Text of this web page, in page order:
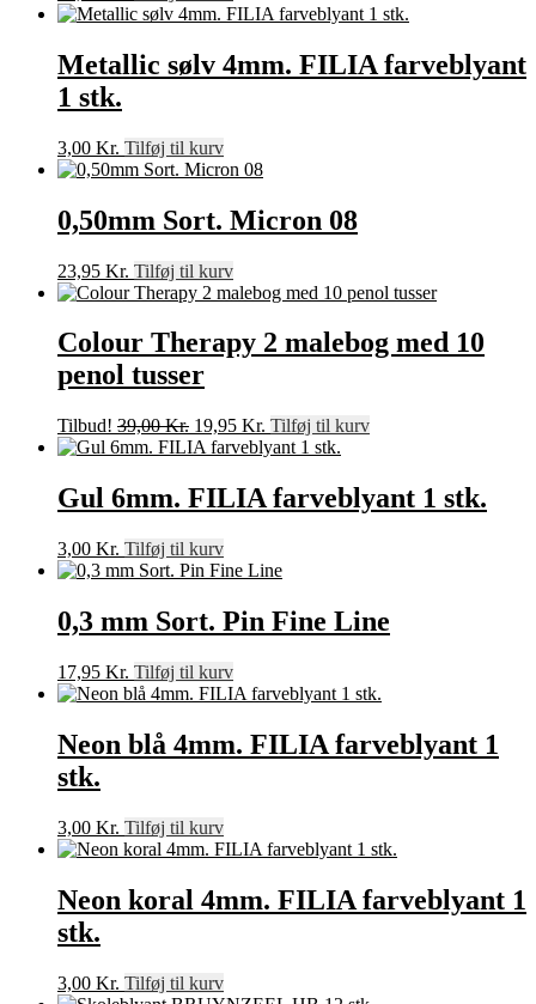
Metallic sølv 4mm. FILIA farveblyant
1 stk.
3,00 Kr. Tilføj til kurv
0,50mm Sort. Micron 08
23,95 Kr. Tilføj til kurv
Colour Therapy 2 malebog med 10
penol tusser
Tilbud! 39,00Kr. Den
oprindelige
var:
39,00 Kr..
19,95 Kr. Den
aktuelle
er:
19,95 Kr..
Tilføj til kurv
Gul 6mm. FILIA farveblyant 1 stk.
3,00 Kr. Tilføj til kurv
0,3 mm Sort. Pin Fine Line
17,95 Kr. Tilføj til kurv
Neon blå 4mm. FILIA farveblyant 1
stk.
3,00 Kr. Tilføj til kurv
Neon koral 4mm. FILIA farveblyant 1
stk.
3,00 Kr. Tilføj til kurv